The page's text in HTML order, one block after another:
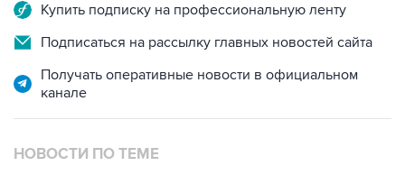
Купить подписку на профессиональную ленту
Подписаться на рассылку главных новостей сайта
Получать оперативные новости в официальном
канале
НОВОСТИ ПО ТЕМЕ